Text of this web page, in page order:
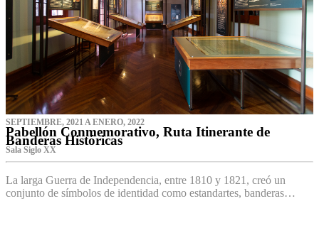
SEPTIEMBRE, 2021 A ENERO, 2022
Pabellón Conmemorativo, Ruta Itinerante de
Banderas Históricas
Sala Siglo XX
La larga Guerra de Independencia, entre 1810 y 1821, creó un
conjunto de símbolos de identidad como estandartes, banderas…